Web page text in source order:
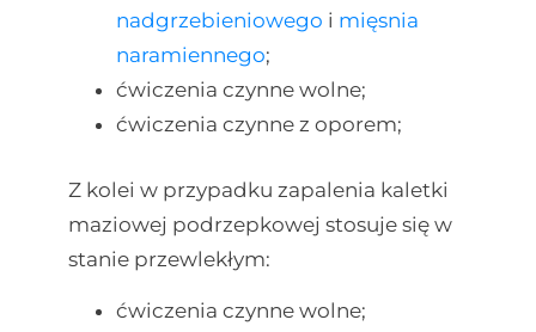
nadgrzebieniowego i mięsnia
naramiennego;
ćwiczenia czynne wolne;
ćwiczenia czynne z oporem;
Z kolei w przypadku zapalenia kaletki
maziowej podrzepkowej stosuje się w
stanie przewlekłym:
ćwiczenia czynne wolne;